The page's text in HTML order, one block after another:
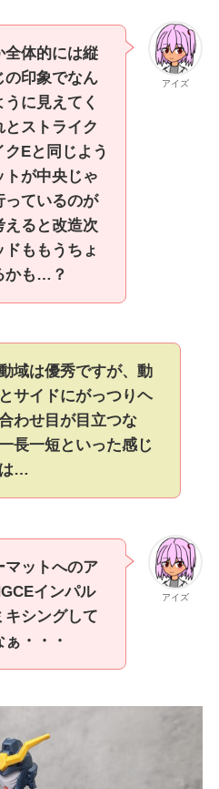
アイズ
体的には縦
の印象でなん
に見えてく
ストライク
クEと同じよう
トが中央じゃ
っているのが
えると改造次
ももうちょ
かも…？
域は優秀ですが、動
サイドにがっつりヘ
わせ目が目立つな
長一短といった感じ
…
アイズ
マットへのア
インパル
キシングして
・・・